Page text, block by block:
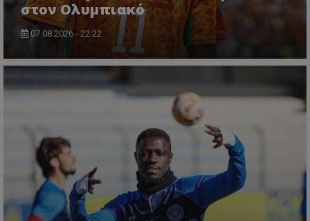
στον Ολυμπιακό
07.08.2026 - 22:22